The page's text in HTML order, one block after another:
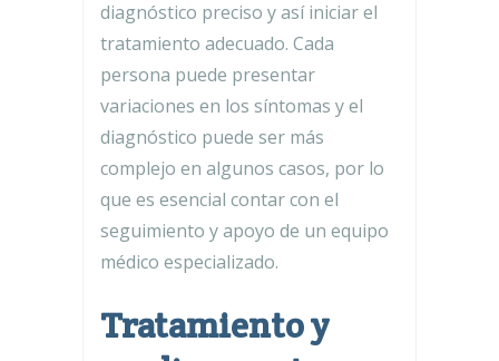
diagnóstico preciso y así iniciar el
tratamiento adecuado. Cada
persona puede presentar
variaciones en los síntomas y el
diagnóstico puede ser más
complejo en algunos casos, por lo
que es esencial contar con el
seguimiento y apoyo de un equipo
médico especializado.
Tratamiento y